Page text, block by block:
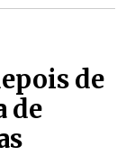
de
de